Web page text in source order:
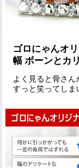
ゴロにゃんオ
幅 ボーンとカ
よく見ると骨さん
すっと笑ってしま